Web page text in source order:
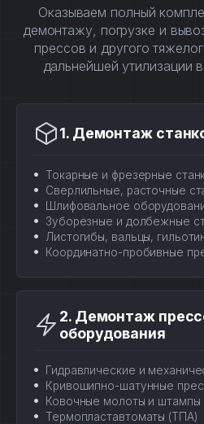
Оказываем полный
демонтажу, погрузке и
прессов и другого
дальнейшей утилизации
1. Демонтаж
Токарные и фрезерные
Сверлильные, расточные
Шлифовальное
Зуборезные и долбежные
Листогибы, вальцы,
Координатно-пробивные
2. Демонтаж
оборудования
Гидравлические и
Кривошипно-шатунные
Ковочные молоты и штампы
Термопластавтоматы (ТПА)